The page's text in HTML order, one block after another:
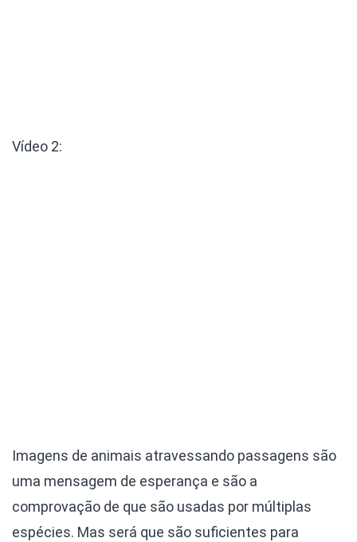
Vídeo 2:
Imagens de animais atravessando passagens são
uma mensagem de esperança e são a
comprovação de que são usadas por múltiplas
espécies. Mas será que são suficientes para